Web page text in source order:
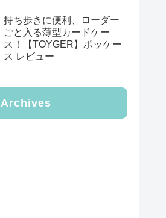
持ち歩きに便利、ローダー
ごと入る薄型カードケー
ス！【TOYGER】ポッケー
ス レビュー
Archives